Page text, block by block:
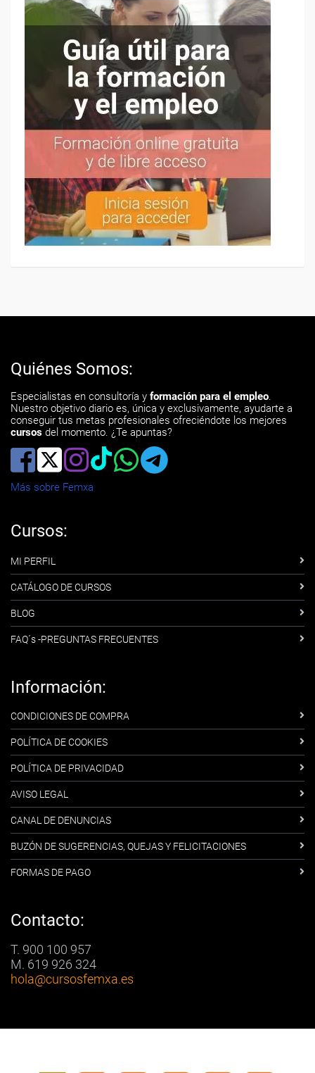
Quiénes Somos:
Especialistas en consultoría y formación para el empleo.
Nuestro objetivo diario es, única y exclusivamente, ayudarte a
conseguir tus metas profesionales ofreciéndote los mejores
cursos del momento. ¿Te apuntas?
Más sobre Femxa
Cursos:
MI PERFIL
CATÁLOGO DE CURSOS
BLOG
FAQ´s -PREGUNTAS FRECUENTES
Información:
CONDICIONES DE COMPRA
POLÍTICA DE COOKIES
POLÍTICA DE PRIVACIDAD
AVISO LEGAL
CANAL DE DENUNCIAS
BUZÓN DE SUGERENCIAS, QUEJAS Y FELICITACIONES
FORMAS DE PAGO
Contacto:
T. 900 100 957
M. 619 926 324
hola@cursosfemxa.es